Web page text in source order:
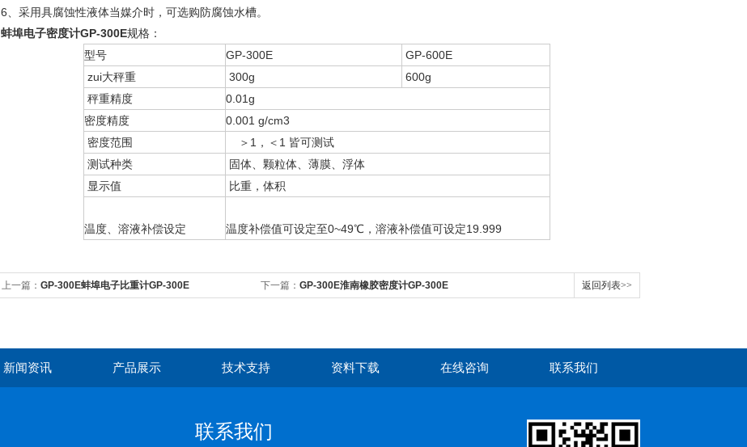
6、采用具腐蚀性液体当媒介时，可选购防腐蚀水槽。
蚌埠电子密度计GP-300E规格：
型号
GP-300E
GP-600E
zui大秤重
300g
600g
秤重精度
0.01g
密度精度
0.001 g/cm3
密度范围
＞1，＜1 皆可测试
测试种类
固体、颗粒体、薄膜、浮体
显示值
比重，体积
温度、溶液补偿设定 温度补偿值可设定至0~49℃，溶液补偿值可设定19.999
上一篇： GP-300E蚌埠电子比重计GP-300E 下一篇： GP-300E淮南橡胶密度计GP-300E 返回列表>>
新闻资讯 产品展示 技术支持 资料下载 在线咨询 联系我们
联系我们